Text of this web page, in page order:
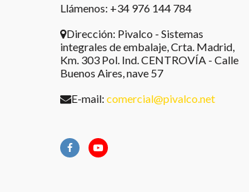
Llámenos: +34 976 144 784
Dirección: Pivalco - Sistemas
integrales de embalaje, Crta. Madrid,
Km. 303 Pol. Ind. CENTROVÍA - Calle
Buenos Aires, nave 57
E-mail: comercial@pivalco.net